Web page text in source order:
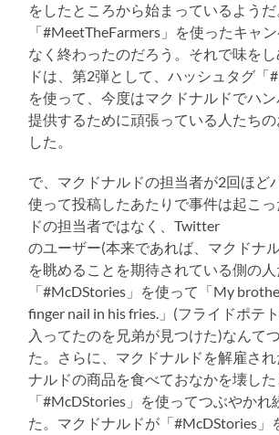
をしたところから始まっているようだ
「#MeetTheFarmers」を使ったキャ
なく終わったのだろう。それで味を
ドは、第2弾として、ハッシュタグ「
を使って、今度はマクドナルドでハ
提供するために頑張っている人たち
した。
で、マクドナルドの担当者が2回ほど
使って投稿したあたりで事件は起こ
ドの担当者ではなく、Twitter
のユーザー(本来であれば、マクドナ
を眺めることを期待されている側の
「#McDStories」を使って「My
finger nail in his fries.」(フライドポテ
入ってたのを兄弟が見つけた)なんて
た。さらに、マクドナルドを解雇さ
ナルドの商品を食べておなかを壊し
「#McDStories」を使ってつぶやかれ
た。マクドナルドが「#McDStories」